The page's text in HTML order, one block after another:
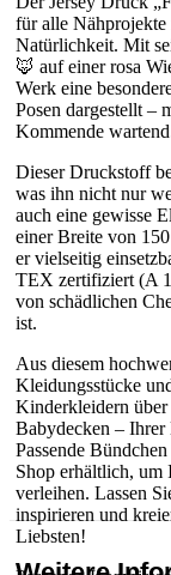
für alle
Natürlichkeit. Mit
🦊 auf einer rosa
Werk eine
Posen dargestellt –
Kommende
Dieser Druckstoff
was ihn nicht nur
auch eine gewisse
einer Breite von
er vielseitig
TEX zertifiziert (A
von schädlichen
ist.
Aus diesem
Kleidungsstücke
Kinderkleidern über
Babydecken – Ihrer
Passende
Shop erhältlich, um
verleihen. Lassen
inspirieren und
Liebsten!